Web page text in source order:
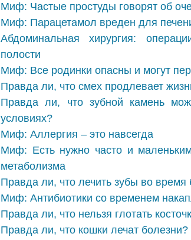
Миф: Частые простуды говорят об
Миф: Парацетамол вреден для
Абдоминальная хирургия:
полости
Миф: Все родинки опасны и могут
Правда ли, что смех продлевает
Правда ли, что зубной камень
условиях?
Миф: Аллергия – это навсегда
Миф: Есть нужно часто и
метаболизма
Правда ли, что лечить зубы во время
Миф: Антибиотики со временем
Правда ли, что нельзя глотать
Правда ли, что кошки лечат болезни?